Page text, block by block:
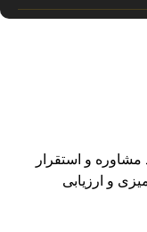
مشاوره و استقرار
و ارزیابی